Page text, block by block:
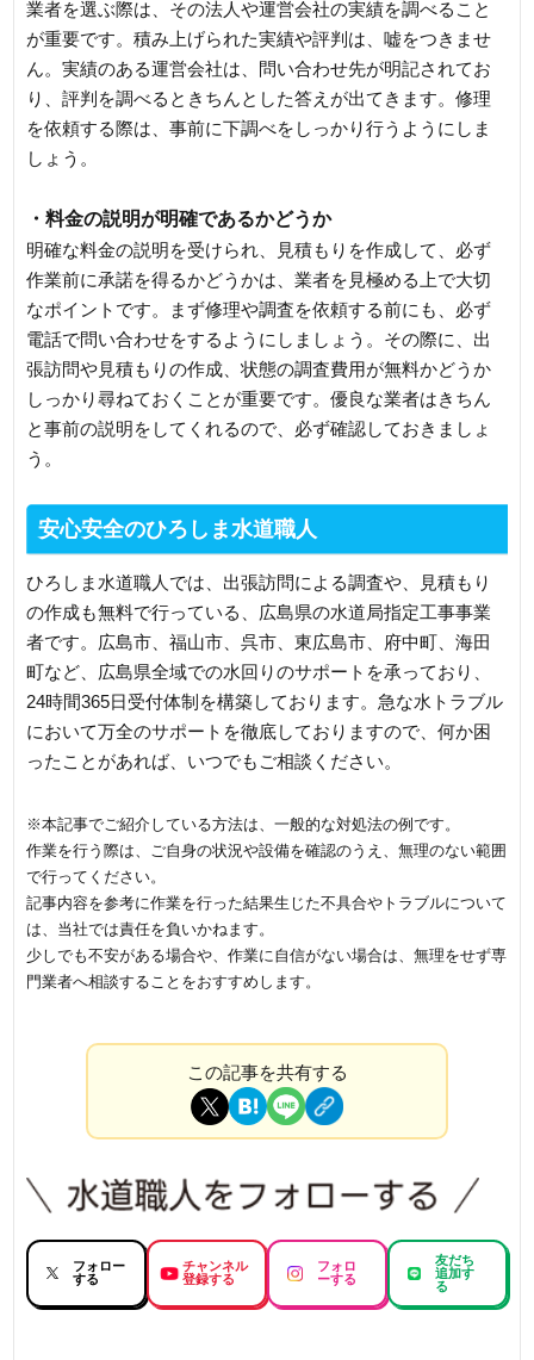
業者を選ぶ際は、その法人や運営会社の実績を調べること
が重要です。積み上げられた実績や評判は、嘘をつきませ
ん。実績のある運営会社は、問い合わせ先が明記されてお
り、評判を調べるときちんとした答えが出てきます。修理
を依頼する際は、事前に下調べをしっかり行うようにしま
しょう。
・料金の説明が明確であるかどうか
明確な料金の説明を受けられ、見積もりを作成して、必ず
作業前に承諾を得るかどうかは、業者を見極める上で大切
なポイントです。まず修理や調査を依頼する前にも、必ず
電話で問い合わせをするようにしましょう。その際に、出
張訪問や見積もりの作成、状態の調査費用が無料かどうか
しっかり尋ねておくことが重要です。優良な業者はきちん
と事前の説明をしてくれるので、必ず確認しておきましょ
う。
安心安全のひろしま水道職人
ひろしま水道職人では、出張訪問による調査や、見積もり
の作成も無料で行っている、広島県の水道局指定工事事業
者です。広島市、福山市、呉市、東広島市、府中町、海田
町など、広島県全域での水回りのサポートを承っており、
24時間365日受付体制を構築しております。急な水トラブル
において万全のサポートを徹底しておりますので、何か困
ったことがあれば、いつでもご相談ください。
※本記事でご紹介している方法は、一般的な対処法の例です。
作業を行う際は、ご自身の状況や設備を確認のうえ、無理のない範囲
で行ってください。
記事内容を参考に作業を行った結果生じた不具合やトラブルについて
は、当社では責任を負いかねます。
少しでも不安がある場合や、作業に自信がない場合は、無理をせず専
門業者へ相談することをおすすめします。
この記事を共有する
フォロー
する
チャンネル
登録する
フォロ
ーする
友だち
追加す
る